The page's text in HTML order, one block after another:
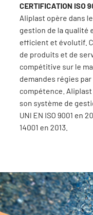
CERTIFICATION ISO
Aliplast opère dans
gestion de la qualité
efficient et évolutif.
de produits et de
compétitive sur le
demandes régies
compétence.
son système de
UNI EN ISO 9001 en
14001 en 2013.